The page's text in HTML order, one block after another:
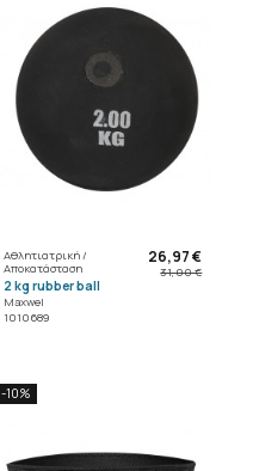
Αθλητιατρική /
Αποκατάσταση
2 kg rubber ball
Maxwel
1010689
26,97 €
31,00 €
-10%